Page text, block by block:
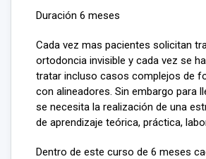
Duración 6 meses
Cada vez mas pacientes solicitan
ortodoncia invisible y cada vez se
tratar incluso casos complejos de
con alineadores. Sin embargo para
se necesita la realización de una
de aprendizaje teórica, práctica,
Dentro de este curso de 6 meses